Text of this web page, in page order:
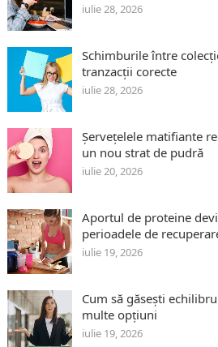
iulie 28, 2026
Schimburile între
tranzacții corecte
iulie 28, 2026
Șervețelele matifiante
un nou strat de pudră
iulie 20, 2026
Aportul de proteine
perioadele de
iulie 19, 2026
Cum să găsești
multe opțiuni
iulie 19, 2026